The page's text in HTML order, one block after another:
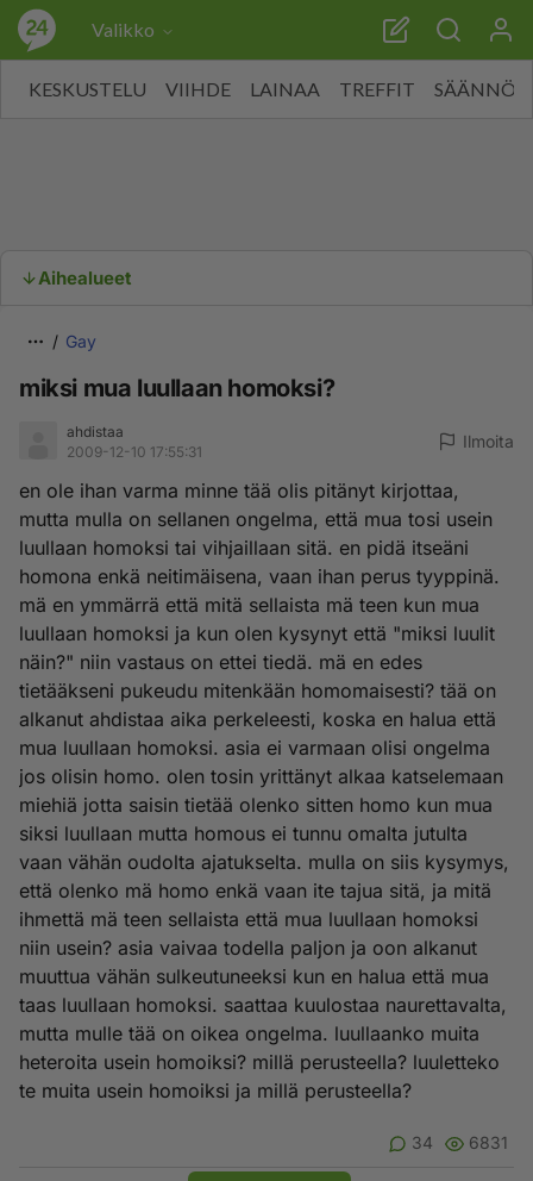
Valikko
KESKUSTELU VIIHDE LAINAA TREFFIT SÄÄNNÖT
Aihealueet
Gay
miksi mua luullaan homoksi?
ahdistaa
2009-12-10 17:55:31
Ilmoita
en ole ihan varma minne tää olis pitänyt kirjottaa,
mutta mulla on sellanen ongelma, että mua tosi usein
luullaan homoksi tai vihjaillaan sitä. en pidä itseäni
homona enkä neitimäisena, vaan ihan perus tyyppinä.
mä en ymmärrä että mitä sellaista mä teen kun mua
luullaan homoksi ja kun olen kysynyt että "miksi luulit
näin?" niin vastaus on ettei tiedä. mä en edes
tietääkseni pukeudu mitenkään homomaisesti? tää on
alkanut ahdistaa aika perkeleesti, koska en halua että
mua luullaan homoksi. asia ei varmaan olisi ongelma
jos olisin homo. olen tosin yrittänyt alkaa katselemaan
miehiä jotta saisin tietää olenko sitten homo kun mua
siksi luullaan mutta homous ei tunnu omalta jutulta
vaan vähän oudolta ajatukselta. mulla on siis kysymys,
että olenko mä homo enkä vaan ite tajua sitä, ja mitä
ihmettä mä teen sellaista että mua luullaan homoksi
niin usein? asia vaivaa todella paljon ja oon alkanut
muuttua vähän sulkeutuneeksi kun en halua että mua
taas luullaan homoksi. saattaa kuulostaa naurettavalta,
mutta mulle tää on oikea ongelma. luullaanko muita
heteroita usein homoiksi? millä perusteella? luuletteko
te muita usein homoiksi ja millä perusteella?
34 6831